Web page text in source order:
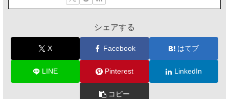
シェアする
X Facebook はてブ
LINE Pinterest LinkedIn
コピー